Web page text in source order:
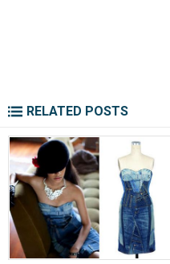
RELATED POSTS